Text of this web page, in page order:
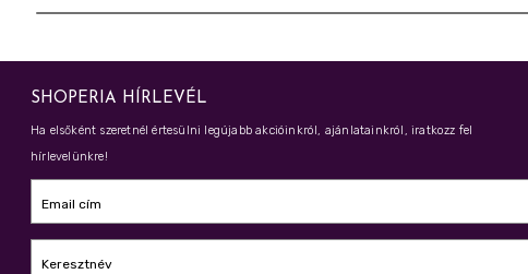
SHOPERIA HÍRLEVÉL
Ha elsőként szeretnél értesülni legújabb akcióinkról, ajánlatainkról, iratkozz fel
hírlevelünkre!
Email cím
Keresztnév